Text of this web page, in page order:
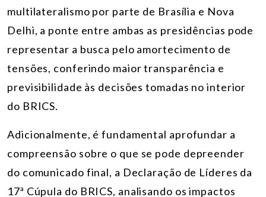
multilateralismo por parte de Brasília e Nova
Delhi, a ponte entre ambas as presidências pode
representar a busca pelo amortecimento de
tensões, conferindo maior transparência e
previsibilidade às decisões tomadas no interior
do BRICS.
Adicionalmente, é fundamental aprofundar a
compreensão sobre o que se pode depreender
do comunicado final, a Declaração de Líderes da
17ª Cúpula do BRICS, analisando os impactos